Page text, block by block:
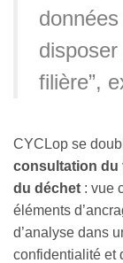
filière”,
CYCLop se
consultation du
du déchet : vue
éléments
d’analyse dans
confidentialité et